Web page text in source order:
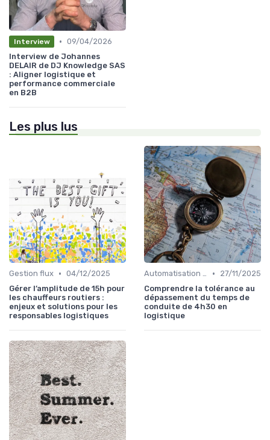
Interview • 09/04/2026
Interview de Johannes
DELAIR de DJ Knowledge SAS
: Aligner logistique et
performance commerciale
en B2B
Les plus lus
Gestion flux • 04/12/2025
Gérer l’amplitude de 15h pour
les chauffeurs routiers :
enjeux et solutions pour les
responsables logistiques
Automatisation processus •
27/11/2025
Comprendre la tolérance au
dépassement du temps de
conduite de 4h30 en
logistique